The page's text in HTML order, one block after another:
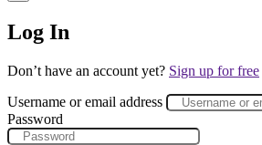
Log In
Don’t have an account yet? Sign up for free
Username or email address
Password